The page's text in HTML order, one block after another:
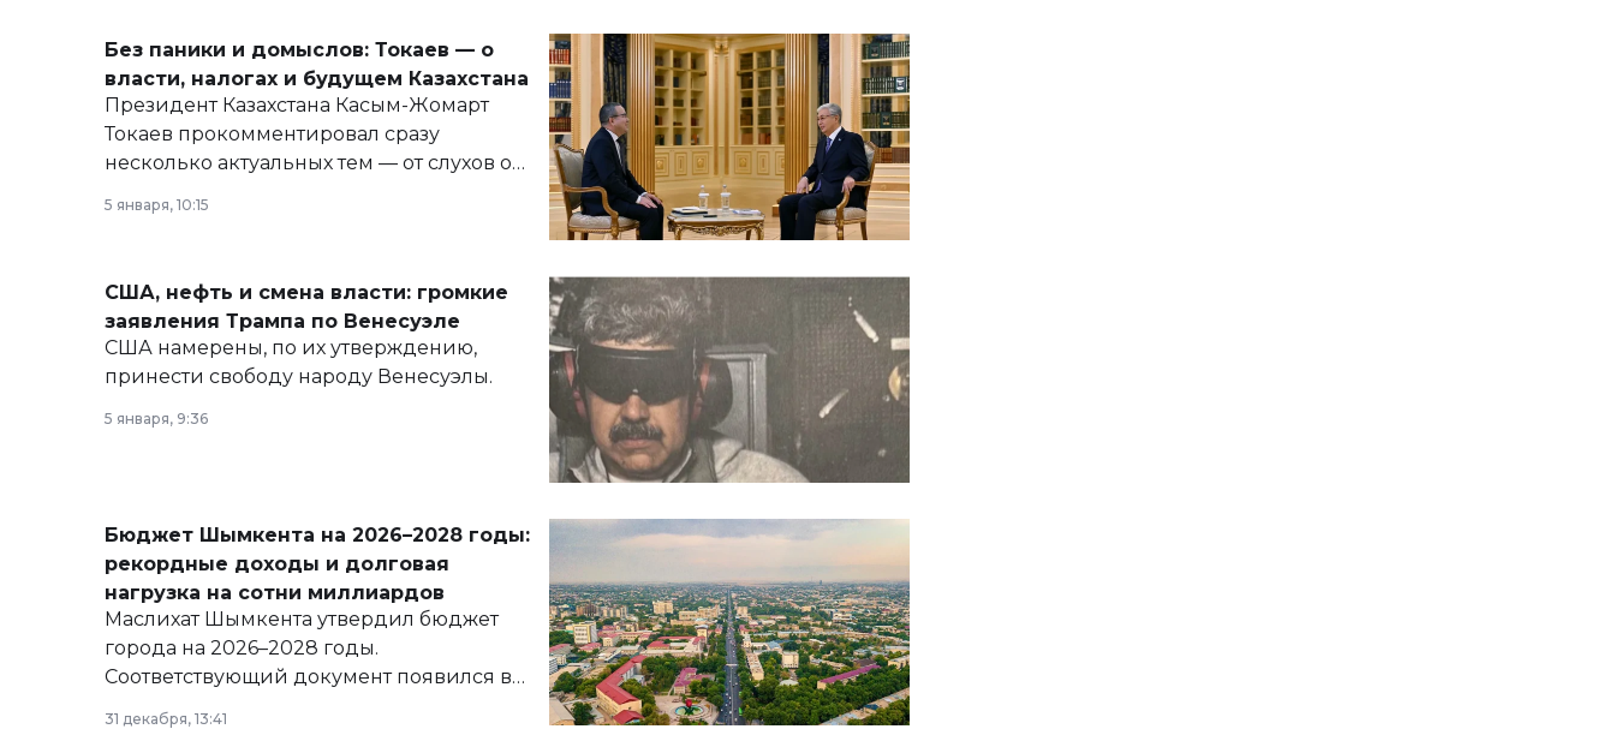
Без паники и домыслов: Токаев — о
власти, налогах и будущем Казахстана
Президент Казахстана Касым-Жомарт
Токаев прокомментировал сразу
несколько актуальных тем — от слухов о
армии, экономики и личного здоровья.
5 января, 10:15
США, нефть и смена власти: громкие
заявления Трампа по Венесуэле
США намерены, по их утверждению,
принести свободу народу Венесуэлы.
5 января, 9:36
Бюджет Шымкента на 2026–2028 годы:
рекордные доходы и долговая
нагрузка на сотни миллиардов
Маслихат Шымкента утвердил бюджет
города на 2026–2028 годы.
Соответствующий документ появился в
базе нормативных правовых актов и на
сайте маслихат города.
31 декабря, 13:41